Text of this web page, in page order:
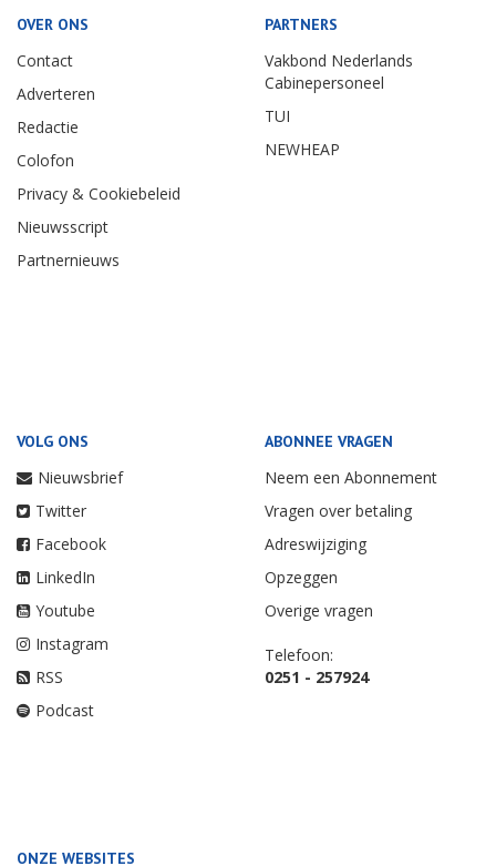
OVER ONS
Contact
Adverteren
Redactie
Colofon
Privacy & Cookiebeleid
Nieuwsscript
Partnernieuws
PARTNERS
Vakbond Nederlands
Cabinepersoneel
TUI
NEWHEAP
VOLG ONS
Nieuwsbrief
Twitter
Facebook
LinkedIn
Youtube
Instagram
RSS
Podcast
ABONNEE VRAGEN
Neem een Abonnement
Vragen over betaling
Adreswijziging
Opzeggen
Overige vragen
Telefoon:
0251 - 257924
ONZE WEBSITES